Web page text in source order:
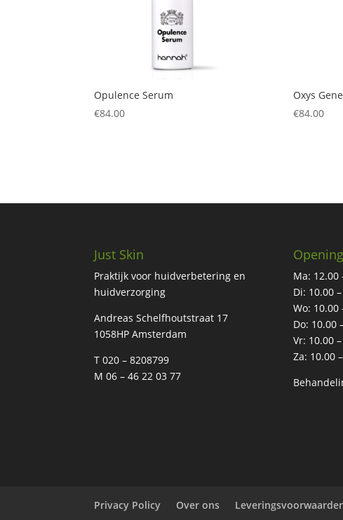
Opulence Serum
€84.00
Oxys
€84.00
Just Skin
Praktijk voor huidverbetering en
huidverzorging
Andreas Schelfhoutstraat 17
1058HP Amsterdam
T 020 – 8208799
M 06 – 46 22 03 77
Ma: 12.00
Di: 10.00
Wo: 10.00
Do: 10.00
Vr: 10.00
Za: 10.00
Privacy Policy Over ons